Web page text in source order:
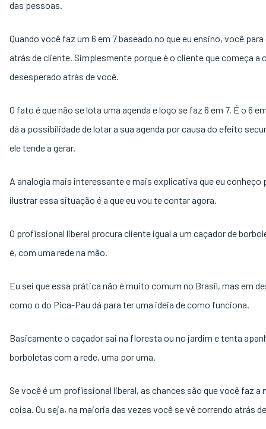
das pessoas.
Quando você faz um 6 em 7 baseado no que eu ensino, você
atrás de cliente. Simplesmente porque é o cliente que começa a
desesperado atrás de você.
O fato é que não se lota uma agenda e logo se faz 6 em 7. É o 6
dá a possibilidade de lotar a sua agenda por causa do efeito
ele tende a gerar.
A analogia mais interessante e mais explicativa que eu conheço
ilustrar essa situação é a que eu vou te contar agora.
O profissional liberal procura cliente igual a um caçador de
é, com uma rede na mão.
Eu sei que essa prática não é muito comum no Brasil, mas em
como o do Pica-Pau dá para ter uma ideia de como funciona.
Basicamente o caçador sai na floresta ou no jardim e tenta
borboletas com a rede, uma por uma.
Se você é um profissional liberal, as chances são que você faz a
coisa. Ou seja, na maioria das vezes você se vê correndo atrás